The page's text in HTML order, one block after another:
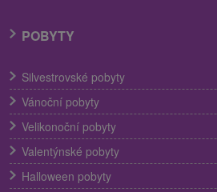
POBYTY
Silvestrovské pobyty
Vánoční pobyty
Velikonoční pobyty
Valentýnské pobyty
Halloween pobyty